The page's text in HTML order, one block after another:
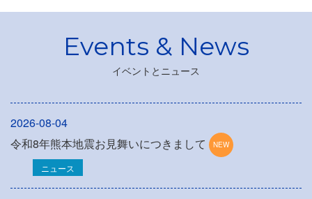
イベントとニュース
2026-08-04
令和8年熊本地震お見舞いにつきまして
ニュース